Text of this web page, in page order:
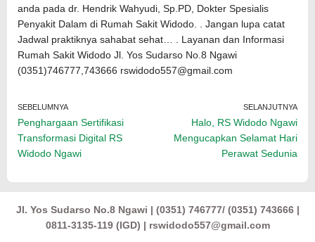
anda pada dr. Hendrik Wahyudi, Sp.PD, Dokter Spesialis
Penyakit Dalam di Rumah Sakit Widodo. . Jangan lupa catat
Jadwal praktiknya sahabat sehat… . Layanan dan Informasi
Rumah Sakit Widodo Jl. Yos Sudarso No.8 Ngawi
(0351)746777,743666 rswidodo557@gmail.com
SEBELUMNYA
Penghargaan Sertifikasi
Transformasi Digital RS
Widodo Ngawi
SELANJUTNYA
Halo, RS Widodo Ngawi
Mengucapkan Selamat Hari
Perawat Sedunia
Jl. Yos Sudarso No.8 Ngawi | (0351) 746777/ (0351) 743666 |
0811-3135-119 (IGD) | rswidodo557@gmail.com